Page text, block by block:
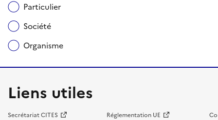
Particulier
Société
Organisme
Liens utiles
Secrétariat CITES Réglementation UE